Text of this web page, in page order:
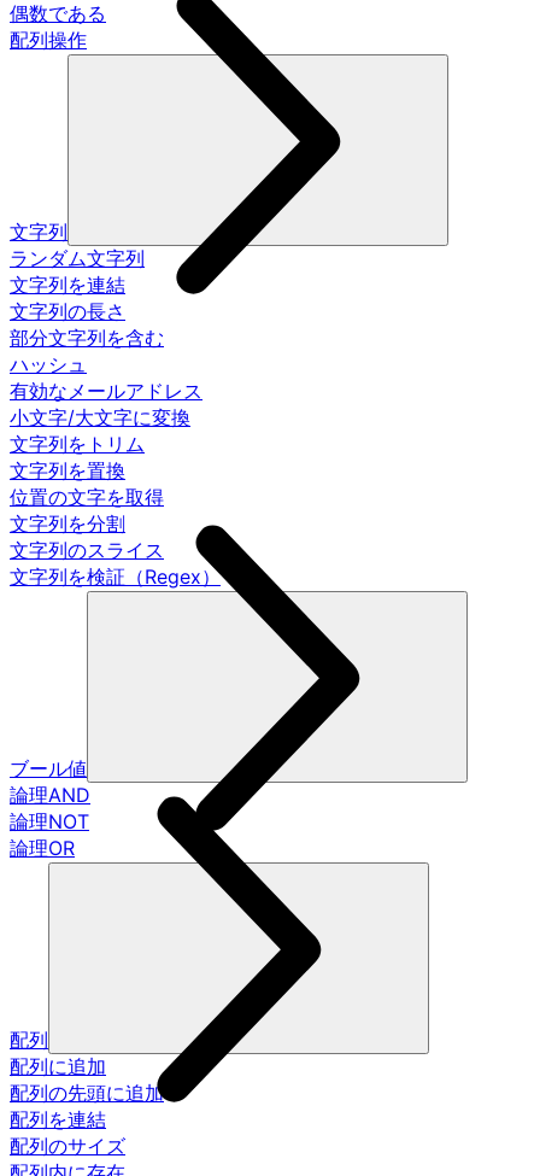
偶数である
配列操作
文字列
ランダム文字列
文字列を連結
文字列の長さ
部分文字列を含む
ハッシュ
有効なメールアドレス
小文字/大文字に変換
文字列をトリム
文字列を置換
位置の文字を取得
文字列を分割
文字列のスライス
文字列を検証（Regex）
ブール値
論理AND
論理NOT
論理OR
配列
配列に追加
配列の先頭に追加
配列を連結
配列のサイズ